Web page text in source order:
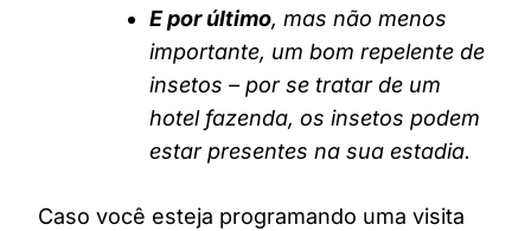
E por último, mas não menos
importante, um bom repelente de
insetos – por se tratar de um
hotel fazenda, os insetos podem
estar presentes na sua estadia.
Caso você esteja programando uma visita